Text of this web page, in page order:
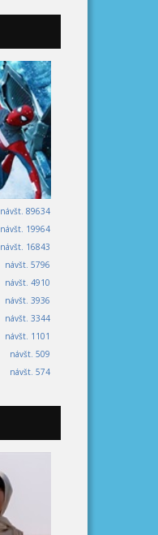
návšt. 89634
návšt. 19964
návšt. 16843
návšt. 5796
návšt. 4910
návšt. 3936
návšt. 3344
návšt. 1101
návšt. 509
návšt. 574